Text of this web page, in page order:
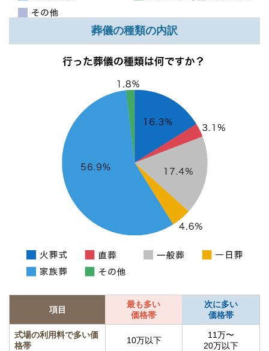
葬儀の種類の内訳
項目
最も多い
価格帯
次に多い
価格帯
式場の利用料で多い価
格帯
10万以下
11万〜
20万以下